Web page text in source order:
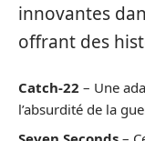
innovantes
offrant des
Catch-22 – Une
l’absurdité de la